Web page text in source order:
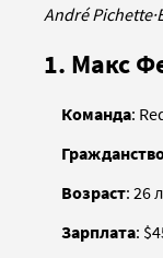
André Pichette·
1. Макс
Команда:
Возраст: 26
Зарплата: